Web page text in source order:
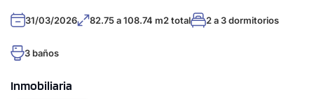
31/03/2026 82.75 a 108.74 m2 total 2 a 3 dormitorios
3 baños
Inmobiliaria